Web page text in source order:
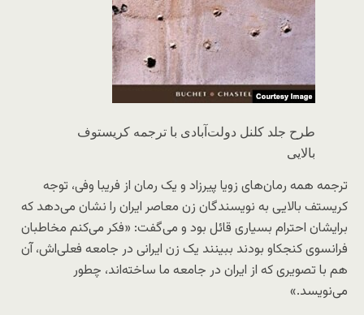
طرح جلد کلنل دولت‌آبادی با ترجمه کریستوف
بالایی
ترجمه همه رمان‌های زویا پیرزاد و یک رمان از فریبا وفی، توجه
کریستف بالایی به نویسندگان زن معاصر ایران را نشان می‌دهد که
برایشان احترام بسیاری قائل بود و می‌گفت: «فکر می‌کنم مخاطبان
فرانسوی کنجکاو بودند ببینند یک زن ایرانی در جامعه فعلی‌اش، آن
هم با تصویری که از ایران در جامعه ما ساخته‌اند، چطور
می‌نویسد.»